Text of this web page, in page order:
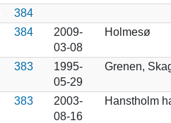
384
384
2009-
03-08
Holmesø
383
1995-
05-29
Grenen,
383
2003-
08-16
Hanstholm